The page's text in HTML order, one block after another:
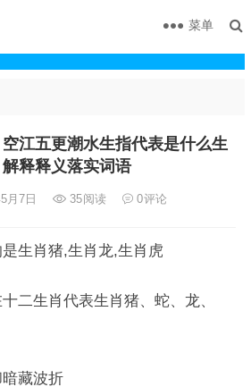
菜单
江五更潮水生指代表是什么生
解释释义落实词语
月7日 35阅读 0评论
生肖猪,生肖龙,生肖虎
二生肖代表生肖猪、蛇、龙、
藏波折